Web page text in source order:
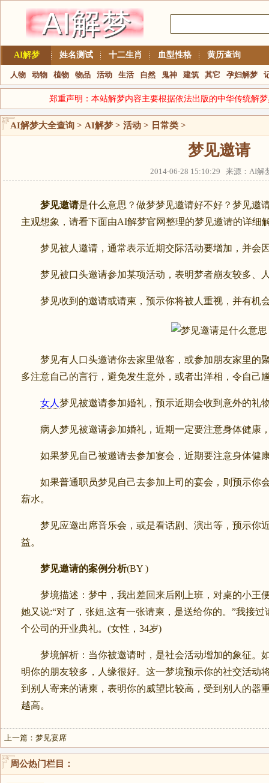
AI解梦 姓名测试 十二生肖 血型性格 黄历查询
人物 动物 植物 物品 活动 生活 自然 鬼神 建筑 其它 孕妇解梦
郑重声明：本站解梦内容主要根据依法出版的中华传统解
AI解梦大全查询 > AI解梦 > 活动 > 日常类 >
梦见邀请
2014-06-28 15:10:29 来源：AI解
梦见邀请是什么意思？做梦梦见邀请好不好？梦见邀
主观想象，请看下面由AI解梦官网整理的梦见邀请的详细
梦见被人邀请，通常表示近期交际活动要增加，并会
梦见被口头邀请参加某项活动，表明梦者崩友较多、
梦见收到的邀请或请柬，预示你将被人重视，并有机
梦见有人口头邀请你去家里做客，或参加朋友家里的
多注意自己的言行，避免发生意外，或者出洋相，令自己
女人 梦见被邀请参加婚礼，预示近期会收到意外的礼
病人梦见被邀请参加婚礼，近期一定要注意身体健康
如果梦见自己被邀请去参加宴会，近期要注意身体健
如果普通职员梦见自己去参加上司的宴会，则预示你
薪水。
梦见应邀出席音乐会，或是看话剧、演出等，预示你
益。
梦见邀请的案例分析(BY )
梦境描述：梦中，我出差回来后刚上班，对桌的小王
她又说:“对了，张姐,这有一张请柬，是送给你的。”我接
个公司的开业典礼。(女性，34岁)
梦境解析：当你被邀请时，是社会活动增加的象征。
明你的朋友较多，人缘很好。这一梦境预示你的社交活动
到别人寄来的请柬，表明你的威望比较高，受到别人的器
越高。
上一篇： 梦见宴席
周公热门栏目：